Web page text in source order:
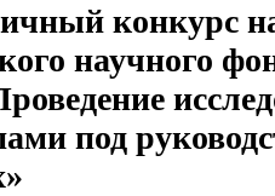
конкурс
научного
под